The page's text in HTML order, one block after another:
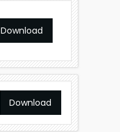
Download
Download